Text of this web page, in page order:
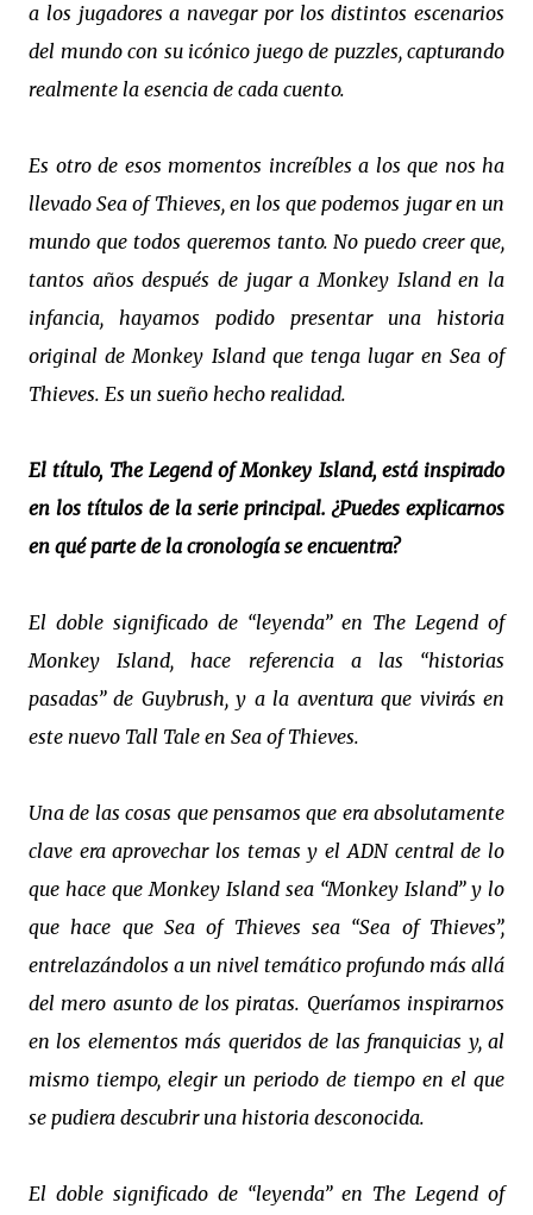
a los jugadores a navegar por los distintos escenarios
del mundo con su icónico juego de puzzles, capturando
realmente la esencia de cada cuento.
Es otro de esos momentos increíbles a los que nos ha
llevado Sea of Thieves, en los que podemos jugar en un
mundo que todos queremos tanto. No puedo creer que,
tantos años después de jugar a Monkey Island en la
infancia, hayamos podido presentar una historia
original de Monkey Island que tenga lugar en Sea of
Thieves. Es un sueño hecho realidad.
El título, The Legend of Monkey Island, está inspirado
en los títulos de la serie principal. ¿Puedes explicarnos
en qué parte de la cronología se encuentra?
El doble significado de “leyenda” en The Legend of
Monkey Island, hace referencia a las “historias
pasadas” de Guybrush, y a la aventura que vivirás en
este nuevo Tall Tale en Sea of Thieves.
Una de las cosas que pensamos que era absolutamente
clave era aprovechar los temas y el ADN central de lo
que hace que Monkey Island sea “Monkey Island” y lo
que hace que Sea of Thieves sea “Sea of Thieves”,
entrelazándolos a un nivel temático profundo más allá
del mero asunto de los piratas. Queríamos inspirarnos
en los elementos más queridos de las franquicias y, al
mismo tiempo, elegir un periodo de tiempo en el que
se pudiera descubrir una historia desconocida.
El doble significado de “leyenda” en The Legend of